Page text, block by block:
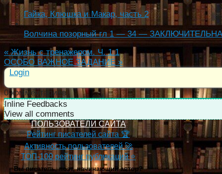
Гайка, Клюшка и Макар, часть 2
Волчина позорный гл 1 — 34 —
«Жизнь с тренажером. Ч. 1.1
ОСОБО ВАЖНОЕ ЗАДАНИЕ »
Login
0комментариев
Inline Feedbacks
View all comments
ПОЛЬЗОВАТЕЛИ САЙТА
Рейтинг писателей сайта 🏆
Активность пользователей 🚀
ТОП-100 рейтинг публикаций ⭐
Вы писатель, поэт, начинающий автор?